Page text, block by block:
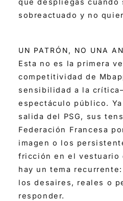
que despliegas cuando
sobreactuado y no
UN PATRÓN, NO UNA
Esta no es la primera
competitividad de
sensibilidad a la
espectáculo público.
salida del PSG, sus
Federación Francesa
imagen o los
fricción en el vestuario
hay un tema
los desaires, reales o
responder.